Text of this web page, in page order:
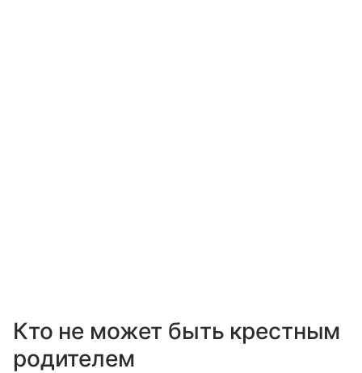
Кто не может быть крестным
родителем